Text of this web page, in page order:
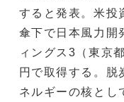
すると発表。米投
傘下で日本風力開
ィングス3（東京
円で取得する。脱
ネルギーの核とし